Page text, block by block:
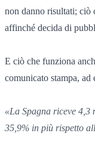
non danno risultati; ciò
affinché decida di
E ciò che funziona
comunicato stampa, ad
«La Spagna riceve
35,9% in più rispetto